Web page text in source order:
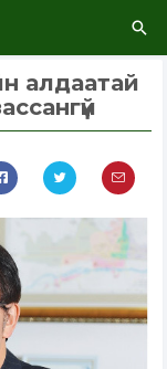
алдаатай